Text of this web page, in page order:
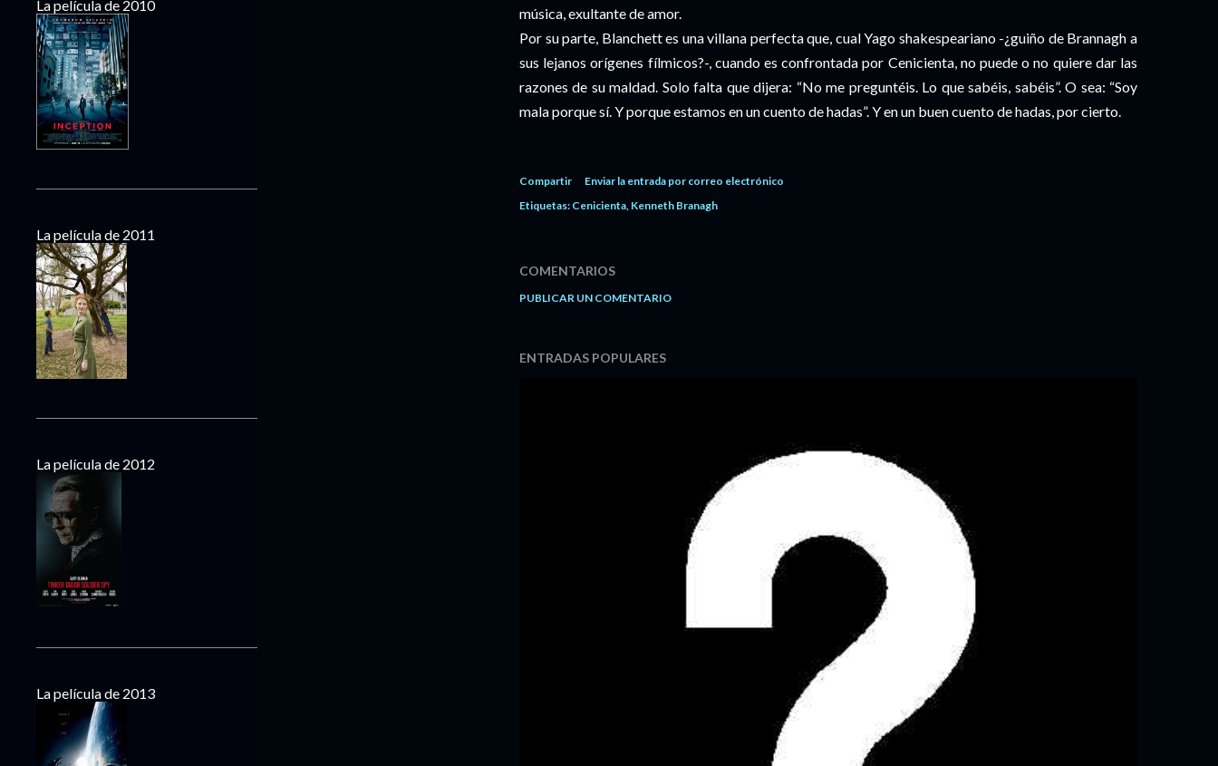
música, exultante de amor.
Por su parte, Blanchett es una villana perfecta que, cual Yago shakespeariano -¿guiño de Brannagh a
sus lejanos orígenes fílmicos?-, cuando es confrontada por Cenicienta, no puede o no quiere dar las
razones de su maldad. Solo falta que dijera: “No me preguntéis. Lo que sabéis, sabéis”. O sea: “Soy
mala porque sí. Y porque estamos en un cuento de hadas”. Y en un buen cuento de hadas, por cierto.
Compartir
Enviar la entrada por correo electrónico
Etiquetas: Cenicienta Kenneth Branagh
COMENTARIOS
PUBLICAR UN COMENTARIO
ENTRADAS POPULARES
La película de 2010
La película de 2011
La película de 2012
La película de 2013